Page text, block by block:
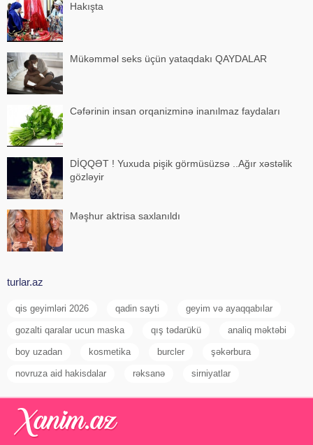
Hakışta
Mükəmməl seks üçün yataqdakı QAYDALAR
Cəfərinin insan orqanizminə inanılmaz faydaları
DİQQƏT ! Yuxuda pişik görmüsüzsə ..Ağır xəstəlik
gözləyir
Məşhur aktrisa saxlanıldı
turlar.az
qis geyimləri 2026 qadin sayti geyim və ayaqqabılar
gozalti qaralar ucun maska qış tədarükü analiq məktəbi
boy uzadan kosmetika burcler şəkərbura
novruza aid hakisdalar rəksanə sirniyatlar